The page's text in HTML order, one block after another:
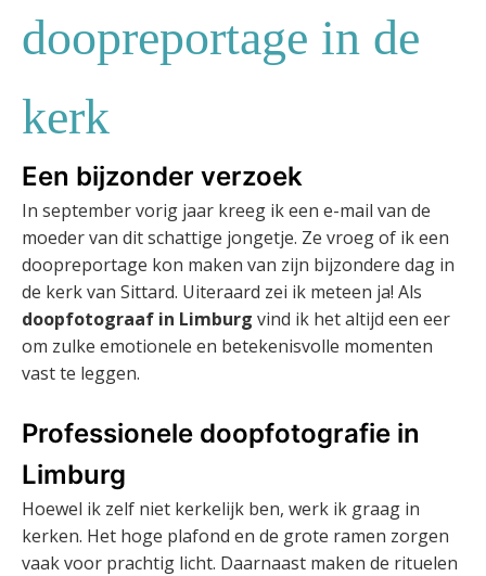
doopreportage in de
kerk
Een bijzonder verzoek
In september vorig jaar kreeg ik een e-mail van de
moeder van dit schattige jongetje. Ze vroeg of ik een
doopreportage kon maken van zijn bijzondere dag in
de kerk van Sittard. Uiteraard zei ik meteen ja! Als
doopfotograaf in Limburg vind ik het altijd een eer
om zulke emotionele en betekenisvolle momenten
vast te leggen.
Professionele doopfotografie in
Limburg
Hoewel ik zelf niet kerkelijk ben, werk ik graag in
kerken. Het hoge plafond en de grote ramen zorgen
vaak voor prachtig licht. Daarnaast maken de rituelen